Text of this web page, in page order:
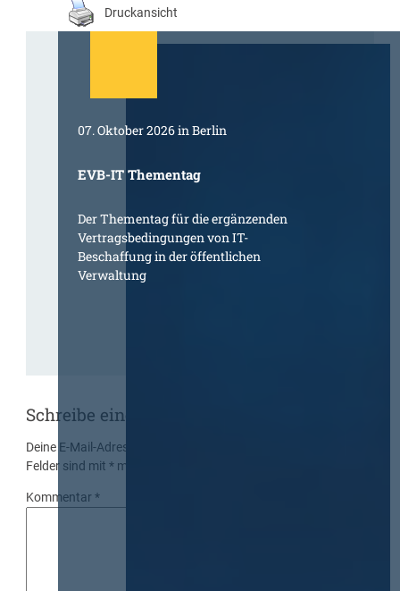
Druckansicht
07. Oktober 2026 in Berlin
EVB-IT Thementag
Der Thementag für die ergänzenden
Vertragsbedingungen von IT-
Beschaffung in der öffentlichen
Verwaltung
Schreibe einen Kommentar
Deine E-Mail-Adresse wird nicht veröffentlicht.
Felder sind mit* markiert
Kommentar*